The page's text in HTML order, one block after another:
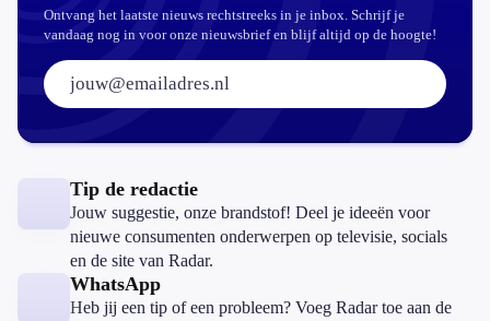
Ontvang het laatste nieuws rechtstreeks in je inbox. Schrijf je
vandaag nog in voor onze nieuwsbrief en blijf altijd op de hoogte!
E-mailadres:
Tip de redactie
Jouw suggestie, onze brandstof! Deel je ideeën voor
nieuwe consumenten onderwerpen op televisie, socials
en de site van Radar.
WhatsApp
Heb jij een tip of een probleem? Voeg Radar toe aan de